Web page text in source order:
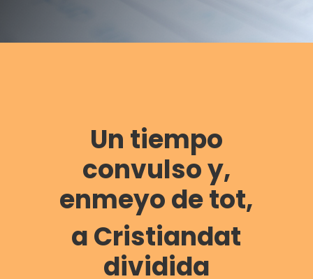
Un tiempo
convulso y,
enmeyo de tot,
a Cristiandat
dividida